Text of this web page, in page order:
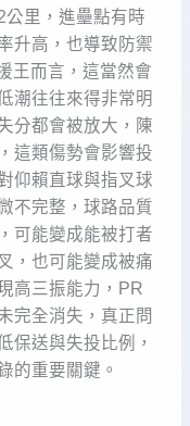
公里，進壘點有時
升高，也導致防禦
王而言，這當然會
潮往往來得非常明
分都會被放大，陳
這類傷勢會影響投
仰賴直球與指叉球
不完整，球路品質
可能變成能被打者
，也可能變成被痛
高三振能力，PR
完全消失，真正問
保送與失投比例，
的重要關鍵。